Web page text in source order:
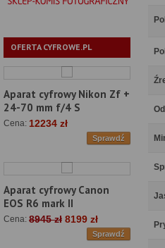
OFERTA CYFROWE.PL
Aparat cyfrowy Nikon Zf +
24-70 mm f/4 S
Cena: 12234 zł
Sprawdź
Aparat cyfrowy Canon
EOS R6 mark II
Cena: 8945 zł 8199 zł
Sprawdź